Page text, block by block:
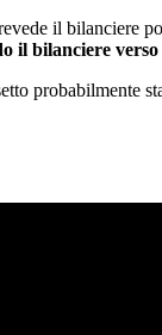
il bilanciere
il bilanciere verso
probabilmente